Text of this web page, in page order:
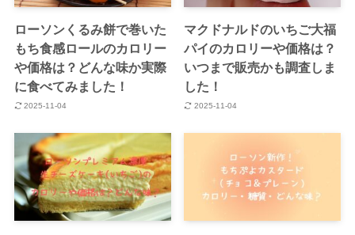
ローソンくるみ餅で巻いた
もち食感ロールのカロリー
や価格は？どんな味か実際
に食べてみました！
2025-11-04
マクドナルドのいちご大福
パイのカロリーや価格は？
いつまで販売かも調査しま
した！
2025-11-04